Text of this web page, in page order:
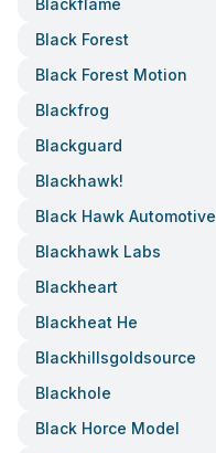
Blackflame
Black Forest
Black Forest Motion
Blackfrog
Blackguard
Blackhawk!
Black Hawk Automotive
Blackhawk Labs
Blackheart
Blackheat He
Blackhillsgoldsource
Blackhole
Black Horce Model